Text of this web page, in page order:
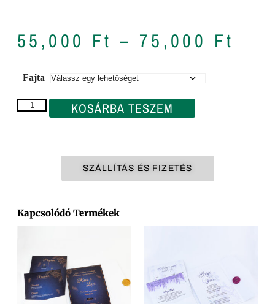
55,000 Ft – 75,000 Ft
Fajta
KOSÁRBA TESZEM
SZÁLLÍTÁS ÉS FIZETÉS
Kapcsolódó Termékek